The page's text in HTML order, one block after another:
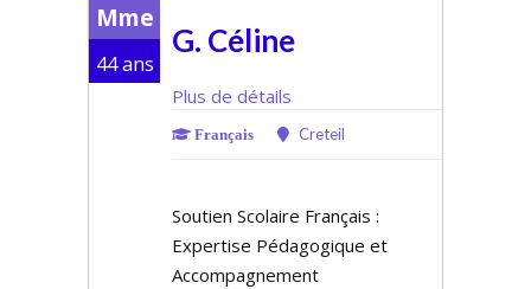
Mme
44 ans
G. Céline
Plus de détails
Français Creteil
Soutien Scolaire Français :
Expertise Pédagogique et
Accompagnement